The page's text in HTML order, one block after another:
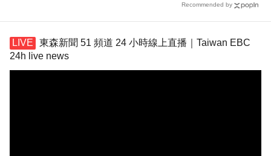
Recommended by
東森新聞 51 頻道 24 小時線上直播｜Taiwan EBC
24h live news